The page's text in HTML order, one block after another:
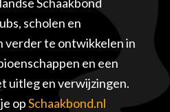
scholen en
verder te ontwikkelen in
en een
uitleg en verwijzingen.
opSchaakbond.nl